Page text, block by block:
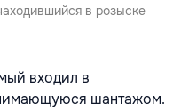
в розыске
входил в
шантажом.